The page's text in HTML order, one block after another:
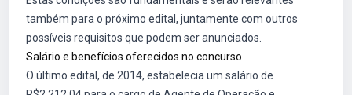
também para o próximo edital, juntamente com outros
possíveis requisitos que podem ser anunciados.
Salário e benefícios oferecidos no concurso
O último edital, de 2014, estabelecia um salário de